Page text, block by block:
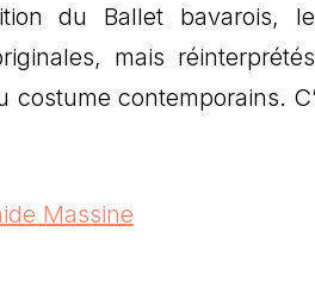
du Ballet bavarois,
mais
contemporains.
Massine